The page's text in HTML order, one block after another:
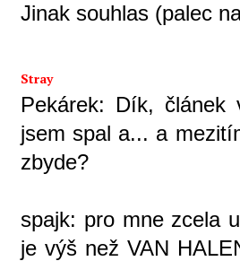
Jinak souhlas (palec
Stray
Pekárek: Dík, článek
jsem spal a... a
zbyde?
spajk: pro mne zcela
je výš než VAN